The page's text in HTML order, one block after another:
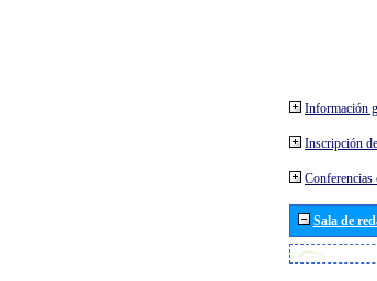
Información
Inscripción
Conferencias
Sala de